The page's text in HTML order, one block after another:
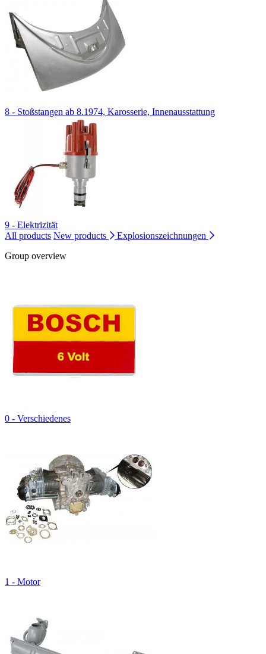
8 - Stoßstangen ab 8.1974, Karosserie, Innenausstattung
9 - Elektrizität
All products New products
Explosionszeichnungen
Group overview
0 - Verschiedenes
1 - Motor